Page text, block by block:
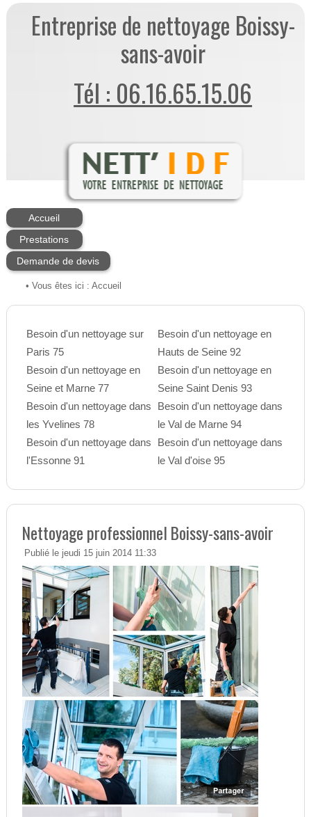
Entreprise de nettoyage Boissy-
sans-avoir
Tél : 06.16.65.15.06
Accueil
Prestations
Demande de devis
• Vous êtes ici : Accueil
Besoin d'un nettoyage sur
Paris 75
Besoin d'un nettoyage en
Seine et Marne 77
Besoin d'un nettoyage dans
les Yvelines 78
Besoin d'un nettoyage dans
l'Essonne 91
Besoin d'un nettoyage en
Hauts de Seine 92
Besoin d'un nettoyage en
Seine Saint Denis 93
Besoin d'un nettoyage dans
le Val de Marne 94
Besoin d'un nettoyage dans
le Val d'oise 95
Nettoyage professionnel Boissy-sans-avoir
Publié le jeudi 15 juin 2014 11:33